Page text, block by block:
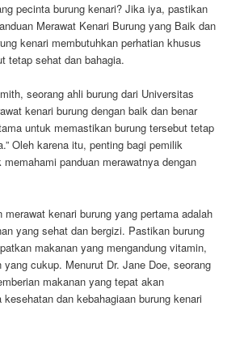
pecinta burung kenari? Jika iya, pastikan
Merawat Kenari Burung yang Baik dan
kenari membutuhkan perhatian khusus
tetap sehat dan bahagia.
seorang ahli burung dari Universitas
kenari burung dengan baik dan benar
untuk memastikan burung tersebut tetap
Oleh karena itu, penting bagi pemilik
panduan merawatnya dengan
merawat kenari burung yang pertama adalah
yang sehat dan bergizi. Pastikan burung
makanan yang mengandung vitamin,
yang cukup. Menurut Dr. Jane Doe, seorang
makanan yang tepat akan
kesehatan dan kebahagiaan burung kenari